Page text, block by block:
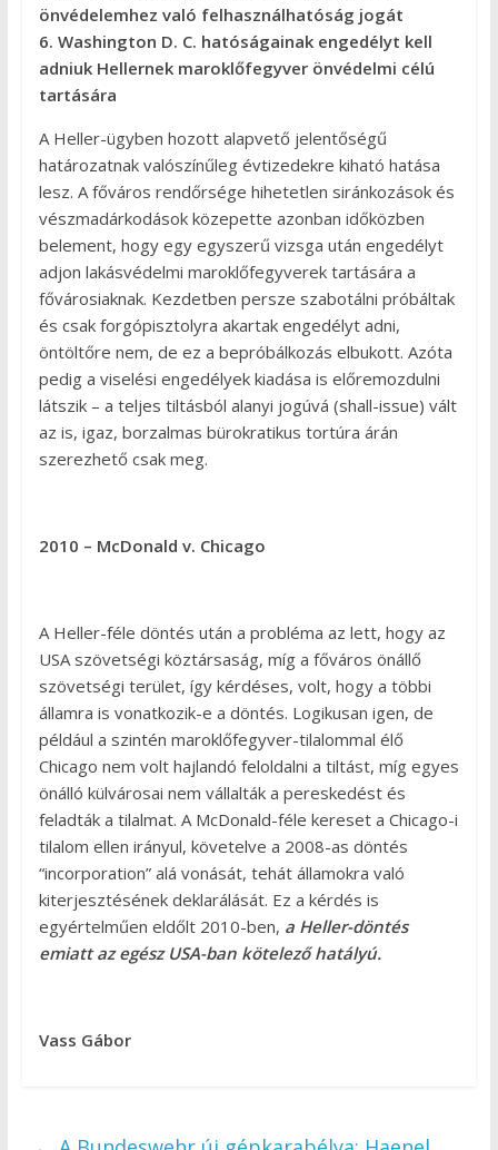
önvédelemhez való felhasználhatóság jogát
6. Washington D. C. hatóságainak engedélyt kell
adniuk Hellernek maroklőfegyver önvédelmi célú
tartására
A Heller-ügyben hozott alapvető jelentőségű
határozatnak valószínűleg évtizedekre kiható hatása
lesz. A főváros rendőrsége hihetetlen siránkozások és
vészmadárkodások közepette azonban időközben
belement, hogy egy egyszerű vizsga után engedélyt
adjon lakásvédelmi maroklőfegyverek tartására a
fővárosiaknak. Kezdetben persze szabotálni próbáltak
és csak forgópisztolyra akartak engedélyt adni,
öntöltőre nem, de ez a bepróbálkozás elbukott. Azóta
pedig a viselési engedélyek kiadása is előremozdulni
látszik – a teljes tiltásból alanyi jogúvá (shall-issue) vált
az is, igaz, borzalmas bürokratikus tortúra árán
szerezhető csak meg.
2010 – McDonald v. Chicago
A Heller-féle döntés után a probléma az lett, hogy az
USA szövetségi köztársaság, míg a főváros önállő
szövetségi terület, így kérdéses, volt, hogy a többi
államra is vonatkozik-e a döntés. Logikusan igen, de
például a szintén maroklőfegyver-tilalommal élő
Chicago nem volt hajlandó feloldalni a tiltást, míg egyes
önálló külvárosai nem vállalták a pereskedést és
feladták a tilalmat. A McDonald-féle kereset a Chicago-i
tilalom ellen irányul, követelve a 2008-as döntés
“incorporation” alá vonását, tehát államokra való
kiterjesztésének deklarálását. Ez a kérdés is
egyértelműen eldőlt 2010-ben, a Heller-döntés
emiatt az egész USA-ban kötelező hatályú.
Vass Gábor